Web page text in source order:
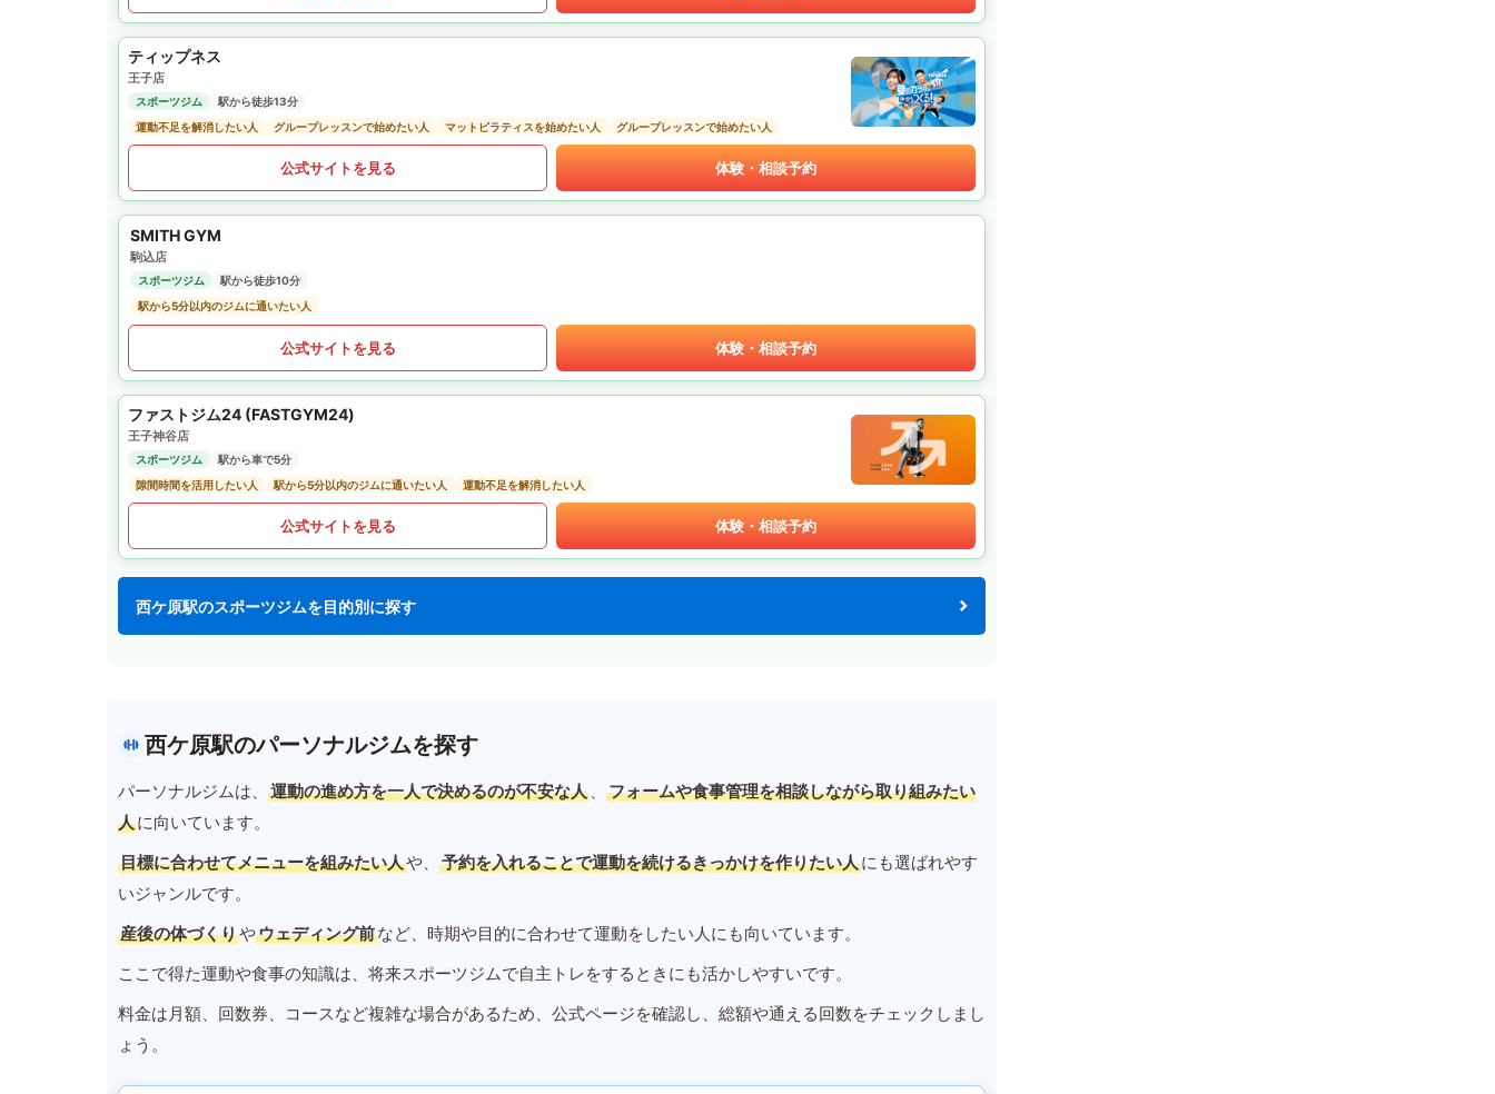
ティップネス
王子店
スポーツジム
駅から徒歩13分
運動不足を解消したい人
グループレッスンで始めたい人 マットピラティスを始めたい人 グループレッスンで始めたい人
公式サイトを見る 体験・相談予約
SMITH GYM
駒込店
スポーツジム
駅から徒歩10分
駅から5分以内のジムに通いたい人
公式サイトを見る 体験・相談予約
ファストジム24 (FASTGYM24)
王子神谷店
スポーツジム
駅から車で5分
隙間時間を活用したい人
駅から5分以内のジムに通いたい人 運動不足を解消したい人
公式サイトを見る 体験・相談予約
西ケ原駅のスポーツジムを目的別に探す
西ケ原駅のパーソナルジムを探す
パーソナルジムは、 運動の進め方を一人で決めるのが不安な人 、
フォームや食事管理を相談しながら取り組みたい
人に向いています。
目標に合わせてメニューを組みたい人や、 予約を入れることで運動を続けるきっかけを作りたい人にも選ばれやす
いジャンルです。
産後の体づくりやウェディング前など、時期や目的に合わせて運動をしたい人にも向いています。
ここで得た運動や食事の知識は、将来スポーツジムで自主トレをするときにも活かしやすいです。
料金は月額、回数券、コースなど複雑な場合があるため、公式ページを確認し、総額や通える回数をチェックしまし
ょう。